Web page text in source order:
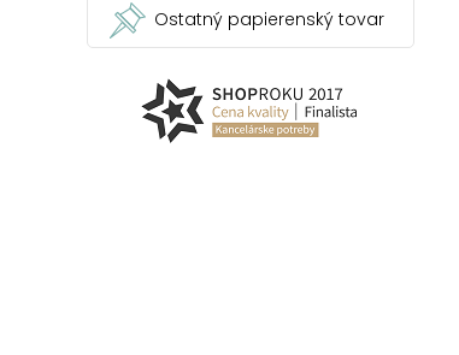
Ostatný papierenský tovar